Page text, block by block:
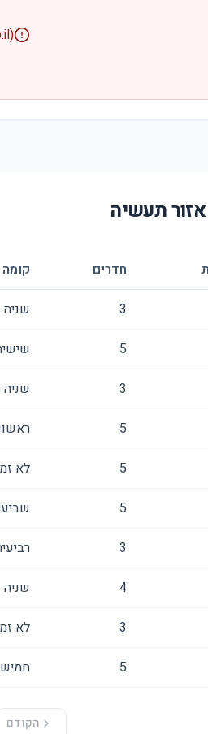
אזור תעשיה
חדרים קומה
3 שניה
5
3 שניה
5
5 לא
5
3
4 שניה
3 לא
5
הקודם